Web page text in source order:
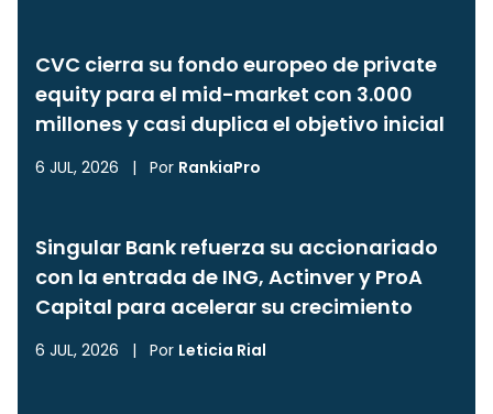
CVC cierra su fondo europeo de private
equity para el mid-market con 3.000
millones y casi duplica el objetivo inicial
6 JUL, 2026 | Por RankiaPro
Singular Bank refuerza su accionariado
con la entrada de ING, Actinver y ProA
Capital para acelerar su crecimiento
6 JUL, 2026 | Por Leticia Rial